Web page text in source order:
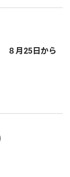
８月25日から